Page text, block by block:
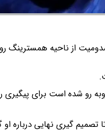
از ناحیه همسترینگ
رو شده است برای
گیری نهایی درباره او